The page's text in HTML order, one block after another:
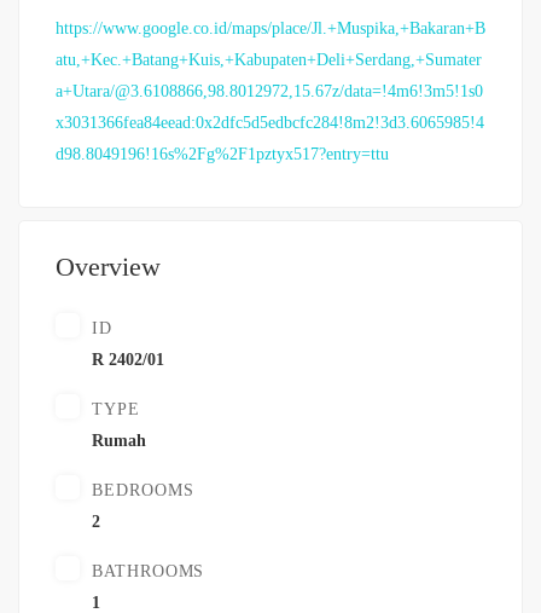
https://www.google.co.id/maps/place/Jl.+Muspika,+Bakaran+B
atu,+Kec.+Batang+Kuis,+Kabupaten+Deli+Serdang,+Sumater
a+Utara/@3.6108866,98.8012972,15.67z/data=!4m6!3m5!1s0
x3031366fea84eead:0x2dfc5d5edbcfc284!8m2!3d3.6065985!4
d98.8049196!16s%2Fg%2F1pztyx517?entry=ttu
Overview
ID
R 2402/01
TYPE
Rumah
BEDROOMS
2
BATHROOMS
1